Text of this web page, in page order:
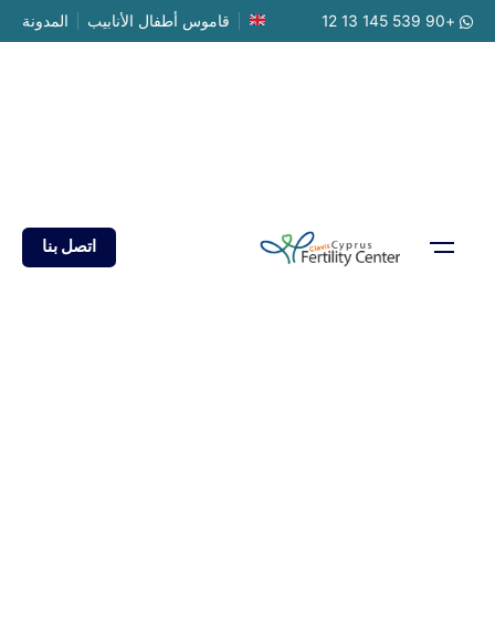
Skip
to
+90 539 145 13 12 المدونة قاموس أطفال الأنابيب
اتصل بنا